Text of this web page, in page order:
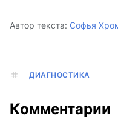
Автор текста: Софья
ДИАГНОСТИКА
Комментарии